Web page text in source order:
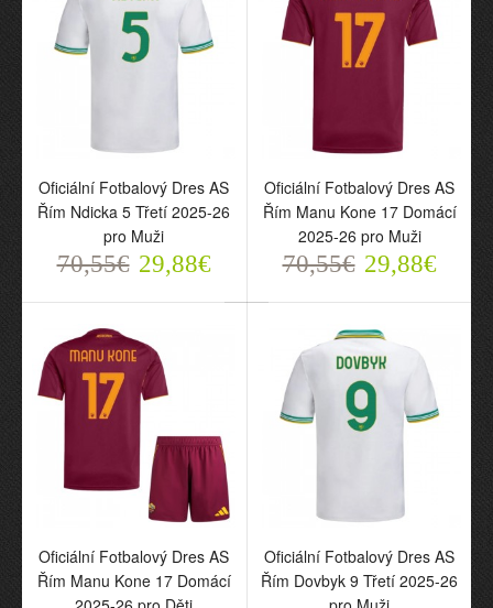
AS Řím Pellegrini 7
Domácí 2025-26 pro
Muži
70,55€ 29,88€
AS Řím Pellegrini 7
Domácí 2025-26 pro Děti
70,55€ 29,88€
Oficiální Fotbalový Dres AS
Řím Ndicka 5 Třetí 2025-26
pro Muži
70,55€ 29,88€
Oficiální Fotbalový Dres AS
Řím Manu Kone 17 Domácí
2025-26 pro Muži
70,55€ 29,88€
Oficiální Fotbalový Dres AS
Řím Manu Kone 17 Domácí
Oficiální Fotbalový Dres AS
Řím Dovbyk 9 Třetí 2025-26